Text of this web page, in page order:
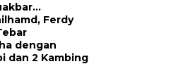
Ferdy
dengan
dan 2 Kambing